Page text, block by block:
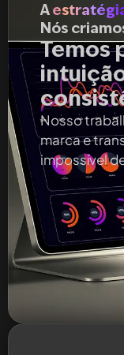
A
Nós
Temos
Nosso
marca e
impossível